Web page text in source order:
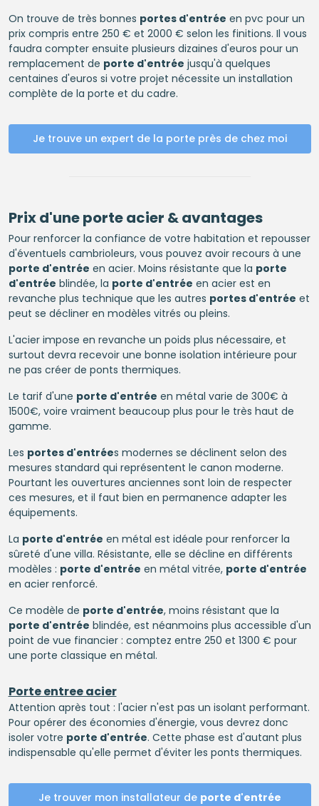
On trouve de très bonnes portes d'entrée en pvc pour un
prix compris entre 250 € et 2000 € selon les finitions. Il vous
faudra compter ensuite plusieurs dizaines d'euros pour un
remplacement de porte d'entrée jusqu'à quelques
centaines d'euros si votre projet nécessite un installation
complète de la porte et du cadre.
Je trouve un expert de la porte près de chez moi
Prix d'une porte acier & avantages
Pour renforcer la confiance de votre habitation et repousser
d'éventuels cambrioleurs, vous pouvez avoir recours à une
porte d'entrée en acier. Moins résistante que la porte
d'entrée blindée, la porte d'entrée en acier est en
revanche plus technique que les autres portes d'entrée et
peut se décliner en modèles vitrés ou pleins.
L'acier impose en revanche un poids plus nécessaire, et
surtout devra recevoir une bonne isolation intérieure pour
ne pas créer de ponts thermiques.
Le tarif d'une porte d'entrée en métal varie de 300€ à
1500€, voire vraiment beaucoup plus pour le très haut de
gamme.
Les portes d'entrées modernes se déclinent selon des
mesures standard qui représentent le canon moderne.
Pourtant les ouvertures anciennes sont loin de respecter
ces mesures, et il faut bien en permanence adapter les
équipements.
La porte d'entrée en métal est idéale pour renforcer la
sûreté d'une villa. Résistante, elle se décline en différents
modèles : porte d'entrée en métal vitrée, porte d'entrée
en acier renforcé.
Ce modèle de porte d'entrée, moins résistant que la
porte d'entrée blindée, est néanmoins plus accessible d'un
point de vue financier : comptez entre 250 et 1300 € pour
une porte classique en métal.
Porte entree acier
Attention après tout : l'acier n'est pas un isolant performant.
Pour opérer des économies d'énergie, vous devrez donc
isoler votre porte d'entrée. Cette phase est d'autant plus
indispensable qu'elle permet d'éviter les ponts thermiques.
Je trouver mon installateur de porte d'entrée